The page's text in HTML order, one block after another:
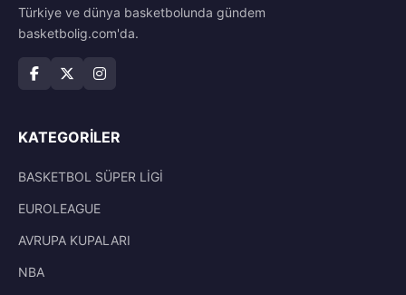
Türkiye ve dünya basketbolunda gündem
basketbolig.com'da.
KATEGORILER
BASKETBOL SÜPER LİGİ
EUROLEAGUE
AVRUPA KUPALARI
NBA